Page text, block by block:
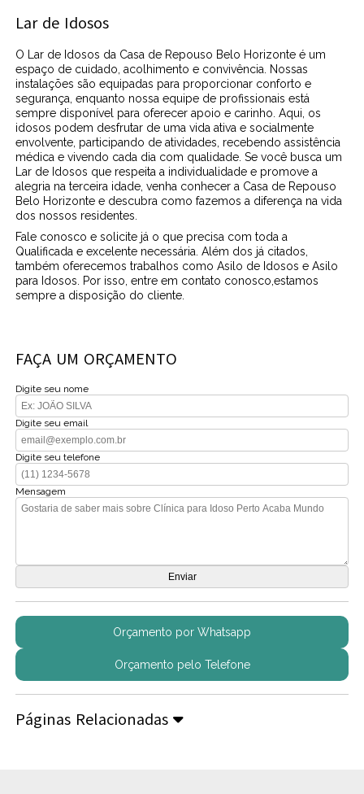
Lar de Idosos
O Lar de Idosos da Casa de Repouso Belo Horizonte é um
espaço de cuidado, acolhimento e convivência. Nossas
instalações são equipadas para proporcionar conforto e
segurança, enquanto nossa equipe de profissionais está
sempre disponível para oferecer apoio e carinho. Aqui, os
idosos podem desfrutar de uma vida ativa e socialmente
envolvente, participando de atividades, recebendo assistência
médica e vivendo cada dia com qualidade. Se você busca um
Lar de Idosos que respeita a individualidade e promove a
alegria na terceira idade, venha conhecer a Casa de Repouso
Belo Horizonte e descubra como fazemos a diferença na vida
dos nossos residentes.
Fale conosco e solicite já o que precisa com toda a
Qualificada e excelente necessária. Além dos já citados,
também oferecemos trabalhos como Asilo de Idosos e Asilo
para Idosos. Por isso, entre em contato conosco,estamos
sempre a disposição do cliente.
FAÇA UM ORÇAMENTO
Digite seu nome
Digite seu email
Digite seu telefone
Mensagem
Orçamento por Whatsapp
Orçamento pelo Telefone
Páginas Relacionadas